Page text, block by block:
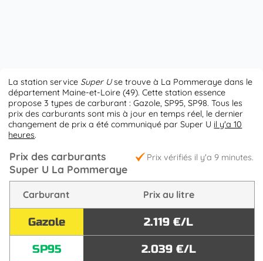
La station service Super Use trouve à La Pommeraye dans le
département Maine-et-Loire (49). Cette station essence
propose 3 types de carburant : Gazole, SP95, SP98. Tous les
prix des carburants sont mis à jour en temps réel, le dernier
changement de prix a été communiqué par Super U il y'a 10
heures.
Prix vérifiés il y'a 9 minutes.
Prix des carburants
Super U La Pommeraye
Carburant Prix au litre
Gazole
2.119 €/L
SP95
2.039 €/L